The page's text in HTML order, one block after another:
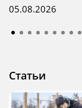
05.08.2026
Статьи